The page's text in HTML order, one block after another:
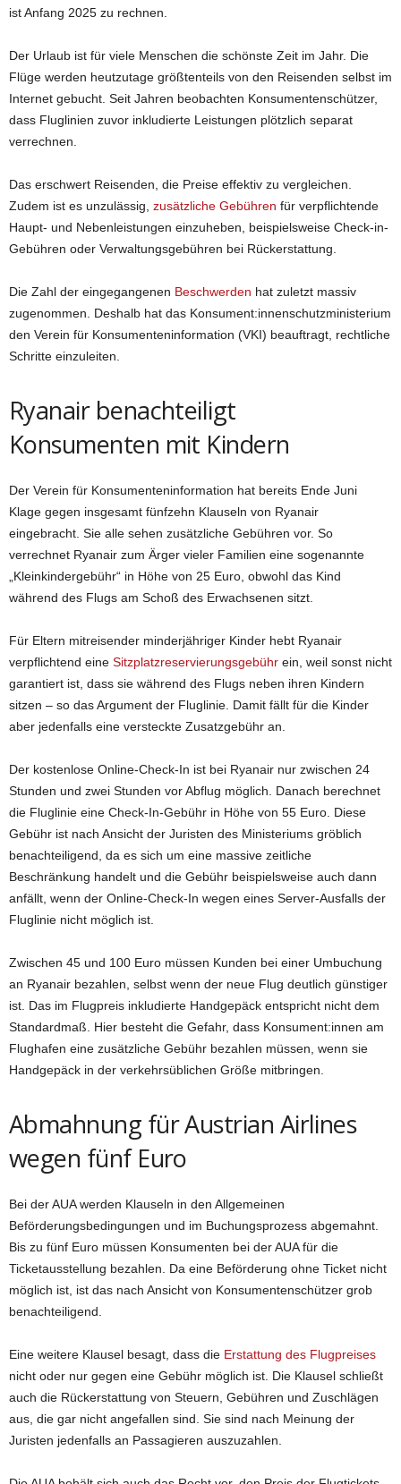
ist Anfang 2025 zu rechnen.
Der Urlaub ist für viele Menschen die schönste Zeit im Jahr. Die
Flüge werden heutzutage größtenteils von den Reisenden selbst im
Internet gebucht. Seit Jahren beobachten Konsumentenschützer,
dass Fluglinien zuvor inkludierte Leistungen plötzlich separat
verrechnen.
Das erschwert Reisenden, die Preise effektiv zu vergleichen.
Zudem ist es unzulässig, zusätzliche Gebühren für verpflichtende
Haupt- und Nebenleistungen einzuheben, beispielsweise Check-in-
Gebühren oder Verwaltungsgebühren bei Rückerstattung.
Die Zahl der eingegangenen Beschwerden hat zuletzt massiv
zugenommen. Deshalb hat das Konsument:innenschutzministerium
den Verein für Konsumenteninformation (VKI) beauftragt, rechtliche
Schritte einzuleiten.
Ryanair benachteiligt
Konsumenten mit Kindern
Der Verein für Konsumenteninformation hat bereits Ende Juni
Klage gegen insgesamt fünfzehn Klauseln von Ryanair
eingebracht. Sie alle sehen zusätzliche Gebühren vor. So
verrechnet Ryanair zum Ärger vieler Familien eine sogenannte
„Kleinkindergebühr“ in Höhe von 25 Euro, obwohl das Kind
während des Flugs am Schoß des Erwachsenen sitzt.
Für Eltern mitreisender minderjähriger Kinder hebt Ryanair
verpflichtend eine Sitzplatzreservierungsgebühr ein, weil sonst nicht
garantiert ist, dass sie während des Flugs neben ihren Kindern
sitzen – so das Argument der Fluglinie. Damit fällt für die Kinder
aber jedenfalls eine versteckte Zusatzgebühr an.
Der kostenlose Online-Check-In ist bei Ryanair nur zwischen 24
Stunden und zwei Stunden vor Abflug möglich. Danach berechnet
die Fluglinie eine Check-In-Gebühr in Höhe von 55 Euro. Diese
Gebühr ist nach Ansicht der Juristen des Ministeriums gröblich
benachteiligend, da es sich um eine massive zeitliche
Beschränkung handelt und die Gebühr beispielsweise auch dann
anfällt, wenn der Online-Check-In wegen eines Server-Ausfalls der
Fluglinie nicht möglich ist.
Zwischen 45 und 100 Euro müssen Kunden bei einer Umbuchung
an Ryanair bezahlen, selbst wenn der neue Flug deutlich günstiger
ist. Das im Flugpreis inkludierte Handgepäck entspricht nicht dem
Standardmaß. Hier besteht die Gefahr, dass Konsument:innen am
Flughafen eine zusätzliche Gebühr bezahlen müssen, wenn sie
Handgepäck in der verkehrsüblichen Größe mitbringen.
Abmahnung für Austrian Airlines
wegen fünf Euro
Bei der AUA werden Klauseln in den Allgemeinen
Beförderungsbedingungen und im Buchungsprozess abgemahnt.
Bis zu fünf Euro müssen Konsumenten bei der AUA für die
Ticketausstellung bezahlen. Da eine Beförderung ohne Ticket nicht
möglich ist, ist das nach Ansicht von Konsumentenschützer grob
benachteiligend.
Eine weitere Klausel besagt, dass die Erstattung des Flugpreises
nicht oder nur gegen eine Gebühr möglich ist. Die Klausel schließt
auch die Rückerstattung von Steuern, Gebühren und Zuschlägen
aus, die gar nicht angefallen sind. Sie sind nach Meinung der
Juristen jedenfalls an Passagieren auszuzahlen.